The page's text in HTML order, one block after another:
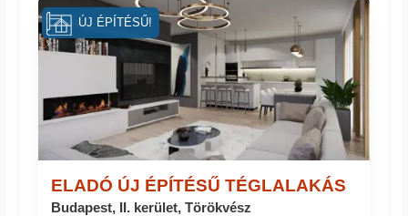
ELADÓ ÚJ ÉPÍTÉSŰ TÉGLALAKÁS
Budapest, II. kerület, Törökvész
ÚJ ÉPÍTÉSŰ!